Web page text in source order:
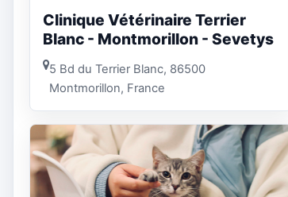
Clinique Vétérinaire Terrier
Blanc - Montmorillon - Sevetys
5 Bd du Terrier Blanc, 86500
Montmorillon, France